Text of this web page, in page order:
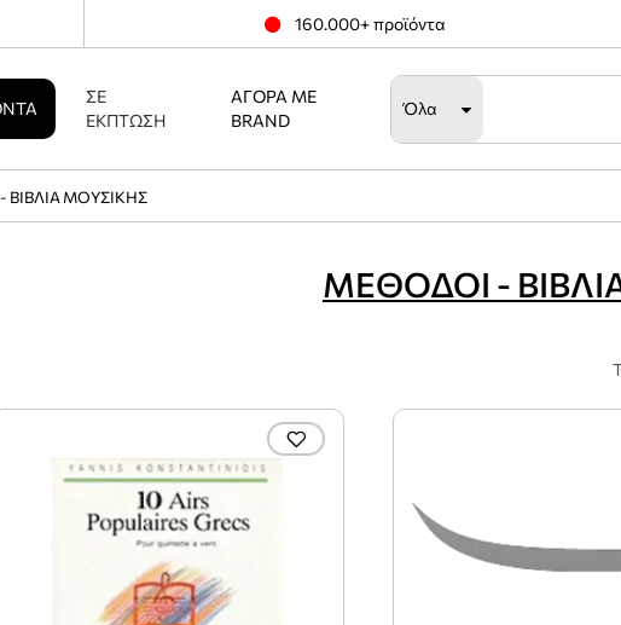
160.000+ προϊόντα
ΣΕ
ΈΚΠΤΩΣΗ
ΑΓΟΡΆ ΜΕ
BRAND
Όλα
ΜΟΥΣΙΚΗΣ
ΜΕΘΟΔΟΙ -